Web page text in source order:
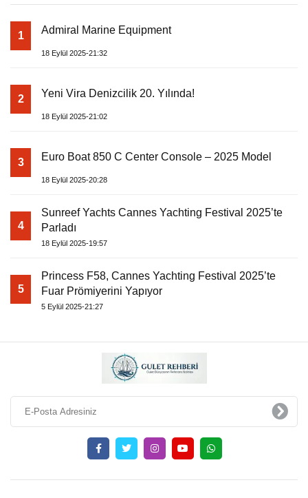
1 Admiral Marine Equipment
18 Eylül 2025-21:32
2 Yeni Vira Denizcilik 20. Yılında!
18 Eylül 2025-21:02
3 Euro Boat 850 C Center Console – 2025 Model
18 Eylül 2025-20:28
4
Sunreef Yachts Cannes Yachting Festival 2025’te
Parladı
18 Eylül 2025-19:57
5
Princess F58, Cannes Yachting Festival 2025’te
Fuar Prömiyerini Yapıyor
5 Eylül 2025-21:27